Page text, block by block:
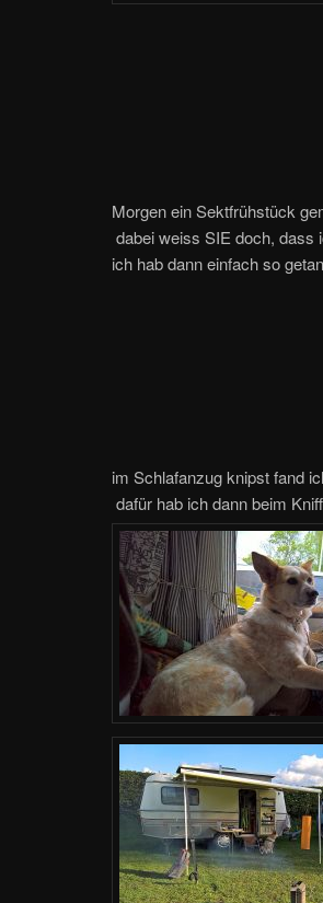
Morgen ein Sektfrühstück
dabei weiss SIE doch, dass
ich hab dann einfach so
im Schlafanzug knipst fand
dafür hab ich dann beim